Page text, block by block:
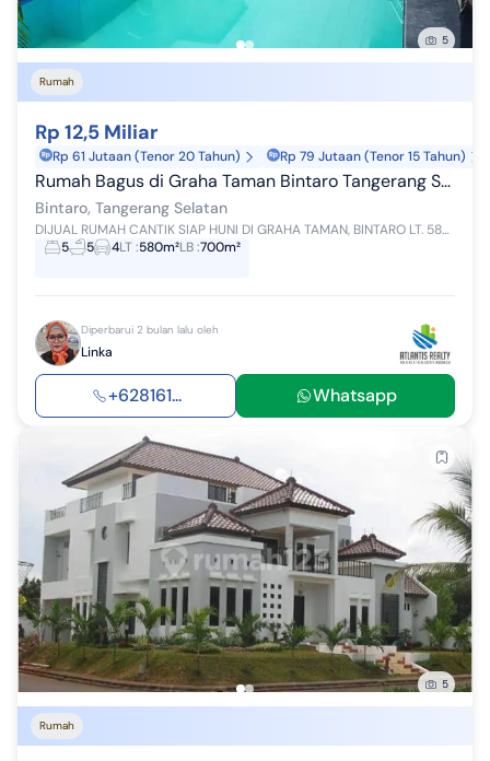
5
Rumah
Rp 12,5 Miliar
Rp 61 Jutaan (Tenor 20 Tahun) Rp 79 Jutaan (Tenor 15 Tahun)
Rumah Bagus di Graha Taman Bintaro Tangerang Selatan (ini)
Bintaro, Tangerang Selatan
DIJUAL RUMAH CANTIK SIAP HUNI DI GRAHA TAMAN, BINTARO LT. 580 m LB. 700 m KT 5 KM 5 ( msg2 kmr tdr ada kmr mandi) K.Pb. 2 K. Driver 2 K..md pembant...
5
5 4LT:580m²LB:700m²
Diperbarui 2 bulan lalu oleh
Linka
+628161... Whatsapp
5
Rumah